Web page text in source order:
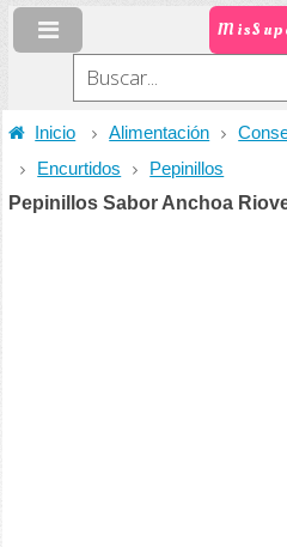
Inicio Alimentación
Encurtidos
Pepinillos
Pepinillos Sabor Anchoa